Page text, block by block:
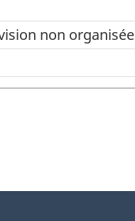
non organisée